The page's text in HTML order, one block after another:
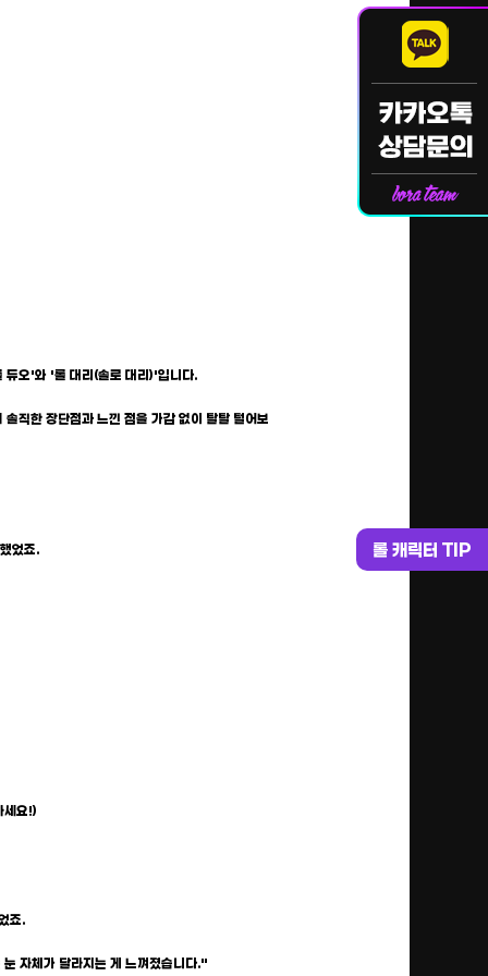
롤 캐릭터 TIP
듀오'와 '롤 대리(솔로 대리)'입니다.
직한 장단점과 느낀 점을 가감 없이 탈탈 털어보
었죠.
세요!)
죠.
자체가 달라지는 게 느껴졌습니다."